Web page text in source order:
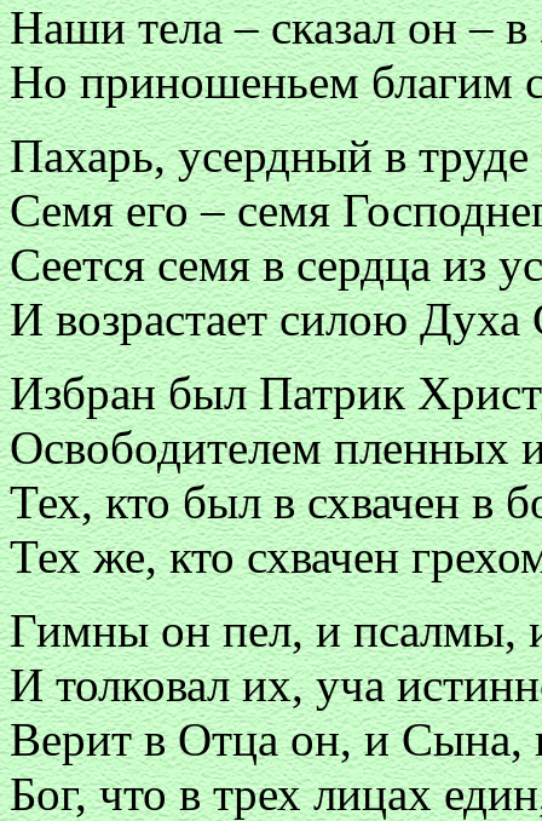
Наши тела – сказал он – в
Но приношеньем благим
Пахарь, усердный в
Семя его – семя
Сеется семя в сердца из
И возрастает силою Духа
Избран был Патрик
Освободителем пленных
Тех, кто был в схвачен в
Тех же, кто схвачен
Гимны он пел, и псалмы,
И толковал их, уча
Верит в Отца он, и Сына,
Бог, что в трех лицах